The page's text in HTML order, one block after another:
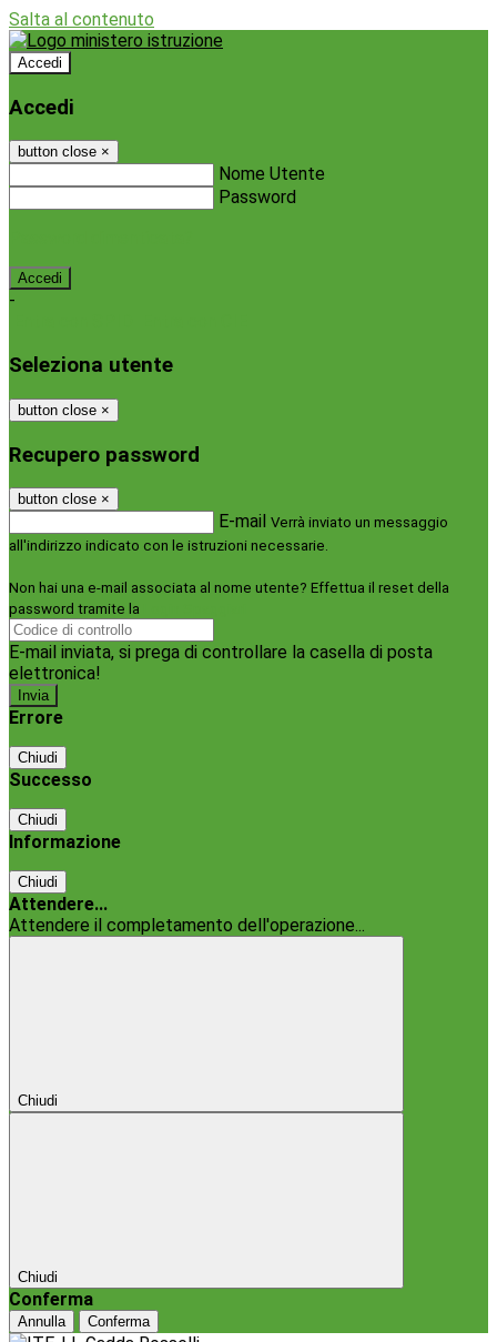
Salta al contenuto
Accedi
Accedi
button close ×
Nome Utente
Password
-
Seleziona utente
button close ×
Recupero password
button close ×
E-mail Verrà inviato un messaggio
all'indirizzo indicato con le istruzioni necessarie.
Non hai una e-mail associata al nome utente? Effettua il reset della
password tramite la
E-mail inviata, si prega di controllare la casella di posta
elettronica!
Errore
Chiudi
Successo
Chiudi
Informazione
Chiudi
Attendere...
Attendere il completamento dell'operazione...
Chiudi
Chiudi
Conferma
Annulla Conferma